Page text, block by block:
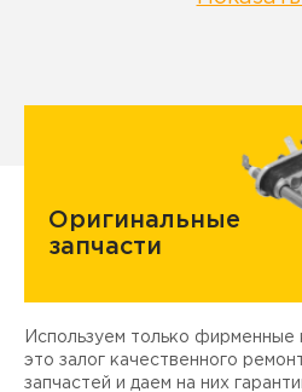
Оригинальные
запчасти
Используем только фирменные
это залог качественного
запчастей и даем на них